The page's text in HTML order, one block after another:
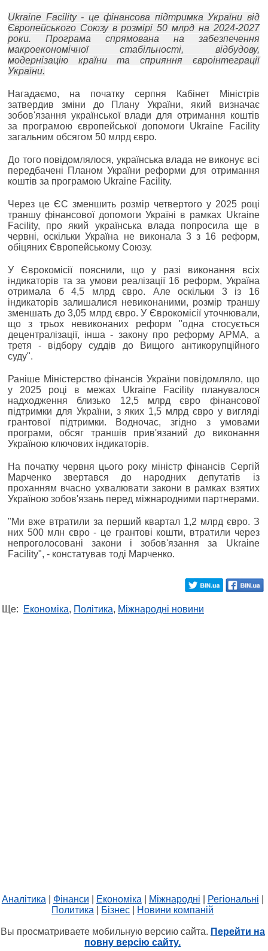
Ukraine Facility - це фінансова підтримка України від
Європейського Союзу в розмірі 50 млрд на 2024-2027
роки. Програма спрямована на забезпечення
макроекономічної стабільності, відбудову,
модернізацію країни та сприяння євроінтеграції
України.
Нагадаємо, на початку серпня Кабінет Міністрів
затвердив зміни до Плану України, який визначає
зобов'язання української влади для отримання коштів
за програмою європейської допомоги Ukraine Facility
загальним обсягом 50 млрд євро.
До того повідомлялося, українська влада не виконує всі
передбачені Планом України реформи для отримання
коштів за програмою Ukraine Facility.
Через це ЄС зменшить розмір четвертого у 2025 році
траншу фінансової допомоги Україні в рамках Ukraine
Facility, про який українська влада попросила ще в
червні, оскільки Україна не виконала 3 з 16 реформ,
обіцяних Європейському Союзу.
У Єврокомісії пояснили, що у разі виконання всіх
індикаторів та за умови реалізації 16 реформ, Україна
отримала б 4,5 млрд євро. Але оскільки 3 із 16
індикаторів залишалися невиконаними, розмір траншу
зменшать до 3,05 млрд євро. У Єврокомісії уточнювали,
що з трьох невиконаних реформ "одна стосується
децентралізації, інша - закону про реформу АРМА, а
третя - відбору суддів до Вищого антикорупційного
суду".
Раніше Міністерство фінансів України повідомляло, що
у 2025 році в межах Ukraine Facility планувалося
надходження близько 12,5 млрд євро фінансової
підтримки для України, з яких 1,5 млрд євро у вигляді
грантової підтримки. Водночас, згідно з умовами
програми, обсяг траншів прив'язаний до виконання
Україною ключових індикаторів.
На початку червня цього року міністр фінансів Сергій
Марченко звертався до народних депутатів із
проханням вчасно ухвалювати закони в рамках взятих
Україною зобов'язань перед міжнародними партнерами.
"Ми вже втратили за перший квартал 1,2 млрд євро. З
них 500 млн євро - це грантові кошти, втратили через
непроголосовані закони і зобов'язання за Ukraine
Facility", - констатував тоді Марченко.
Ще: Економіка, Політика, Міжнародні новини
Аналітика Фінанси Економіка Міжнародні Регіональні
Политика
Бізнес Новини компаній
Вы просматриваете мобильную версию сайта. Перейти на
повну версію сайту.